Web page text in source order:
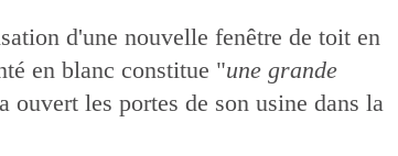
d'une nouvelle fenêtre de toit en
en blanc constitue "une grande
ouvert les portes de son usine dans la